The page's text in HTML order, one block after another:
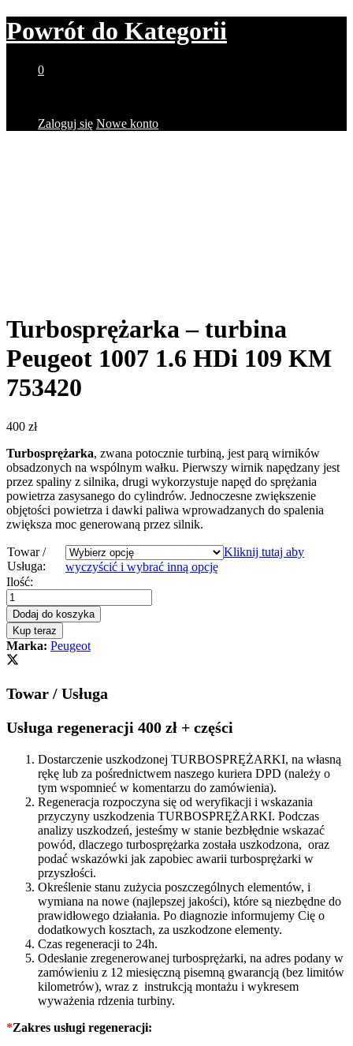
Powrót do Kategorii
0
Zaloguj się Nowe konto
Turbosprężarka – turbina
Peugeot 1007 1.6 HDi 109 KM
753420
400 zł
Turbosprężarka, zwana potocznie turbiną, jest parą wirników
obsadzonych na wspólnym wałku. Pierwszy wirnik napędzany jest
przez spaliny z silnika, drugi wykorzystuje napęd do sprężania
powietrza zasysanego do cylindrów. Jednoczesne zwiększenie
objętości powietrza i dawki paliwa wprowadzanych do spalenia
zwiększa moc generowaną przez silnik.
Towar /
Usługa:
Kliknij tutaj aby
wyczyścić i wybrać inną opcję
Turbosprężarka
turbina
Peugeot
1007
1.6
HDi
KM
quantity
Ilość:
Dodaj do koszyka
Kup teraz
Marka: Peugeot
Towar / Usługa
Usługa regeneracji 400 zł + części
Dostarczenie uszkodzonej TURBOSPRĘŻARKI, na własną
rękę lub za pośrednictwem naszego kuriera DPD (należy o
tym wspomnieć w komentarzu do zamówienia).
Regeneracja rozpoczyna się od weryfikacji i wskazania
przyczyny uszkodzenia TURBOSPRĘŻARKI. Podczas
analizy uszkodzeń, jesteśmy w stanie bezbłędnie wskazać
powód, dlaczego turbosprężarka została uszkodzona, oraz
podać wskazówki jak zapobiec awarii turbosprężarki w
przyszłości.
Określenie stanu zużycia poszczególnych elementów, i
wymiana na nowe (najlepszej jakości), które są niezbędne do
prawidłowego działania. Po diagnozie informujemy Cię o
dodatkowych kosztach, za uszkodzone elementy.
Czas regeneracji to 24h.
Odesłanie zregenerowanej turbosprężarki, na adres podany w
zamówieniu z 12 miesięczną pisemną gwarancją (bez limitów
kilometrów), wraz z instrukcją montażu i wykresem
wyważenia rdzenia turbiny.
*Zakres usługi regeneracji: